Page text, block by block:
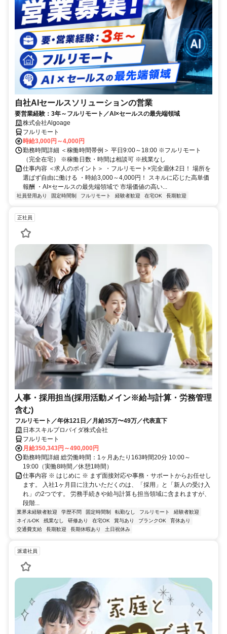
自社AIセールスソリューションの営業
要営業経験：3年～フルリモート／AI×セールスの最先端領域
株式会社Algoage
フルリモート
時給3,000円～4,000円
勤務時間詳細 ＜稼働時間帯例＞ 平日9:00～18:00 ※フルリモート
（完全在宅） ※稼働日数・時間は相談可 ※残業なし
仕事内容 ＜求人のポイント＞ ・フルリモート×完全週休2日！ 場所を
選ばず自由に働ける ・時給3,000～4,000円！ スキルに応じた高単価
報酬 ・AI×セールスの最先端領域で 市場価値の高い...
社員登用あり 固定時間制 フルリモート 経験者歓迎 在宅OK 長期歓迎
正社員
人事・採用担当(採用活動メイン※給与計算・労務管理
含む)
フルリモート／年休121日／月給35万〜49万／代表直下
日本スキルプロバイダ株式会社
フルリモート
月給350,343円～490,000円
勤務時間詳細 総労働時間：1ヶ月あたり163時間20分 10:00～
19:00（実働8時間／休憩1時間）
仕事内容 ※ はじめに ※ まず面接対応や事務・サポートからお任せし
ます。 入社1ヶ月目に注力いただくのは、「採用」と「新人の受け入
れ」の2つです。 労務手続きや給与計算も担当領域に含まれますが、
段階...
業界未経験者歓迎 学歴不問 固定時間制 転勤なし フルリモート
経験者歓迎
ネイルOK
残業なし 研修あり 在宅OK 賞与あり ブランクOK
育休あり
交通費支給
長期歓迎 長期休暇あり 土日祝休み
派遣社員